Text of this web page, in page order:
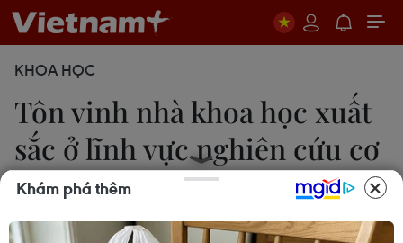
KHOA HỌC
Tôn vinh nhà khoa học xuất
sắc ở lĩnh vực nghiên cứu cơ
bản
Lê Hiên
Khám phá thêm